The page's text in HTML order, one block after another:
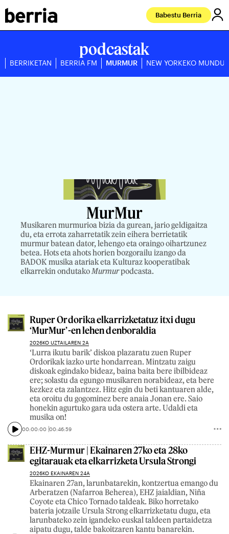
Babestu Berria
podcastak
BERRIKETAN BERRIA FM MURMUR NEW YORKEKO
MurMur
Musikaren murmurioa bizia da gurean, jario geldigaitza
du, eta errota zaharretatik zein eihera berrietatik
murmur batean dator, lehengo eta oraingo oihartzunez
betea. Hots eta ahots horien bozgorailu izango da
BADOK musika atariak eta Kulturaz kooperatibak
elkarrekin ondutako Murmurpodcasta.
Ruper Ordorika elkarrizketatuz itxi dugu
‘MurMur’-en lehen denboraldia
2026KO UZTAILAREN 2A
‘Lurra ikutu barik’ diskoa plazaratu zuen Ruper
Ordorikak iazko urte hondarrean. Mintzatu zaigu
diskoak egindako bideaz, baina baita bere ibilbideaz
ere; solastu da egungo musikaren norabideaz, eta bere
kezkez eta zalantzez. Hitz egin du beti kantuaren alde,
eta oroitu du gogominez bere anaia Jonan ere. Saio
honekin agurtuko gara uda ostera arte. Udaldi eta
musika on!
00:00:00 00:46:59
EHZ-Murmur | Ekainaren 27ko eta 28ko
egitarauak eta elkarrizketa Ursula Strongi
2026KO EKAINAREN 24A
Ekainaren 27an, larunbatarekin, kontzertua emango du
Arberatzen (Nafarroa Beherea), EHZ jaialdian, Niña
Coyote eta Chico Tornado taldeak. Biko horretako
bateria jotzaile Ursula Strong elkarrizketatu dugu, eta
larunbateko zein igandeko euskal taldeen partaidetza
aipatu dugu, talde bakoitzaren kantu banarekin.